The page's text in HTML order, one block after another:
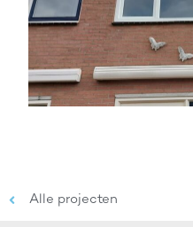
Alle projecten